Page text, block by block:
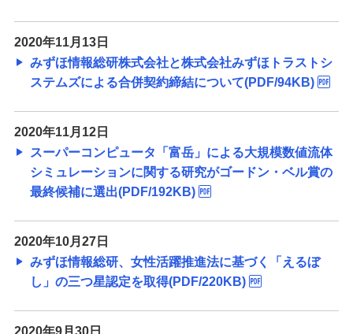
2020年11月13日
みずほ情報総研株式会社と株式会社みずほトラストシ
ステムズによる合併契約締結について(PDF/94KB)
2020年11月12日
スーパーコンピュータ「富岳」による大規模数値流体
シミュレーションに関する研究がゴードン・ベル賞の
最終候補に選出(PDF/192KB)
2020年10月27日
みずほ情報総研、女性活躍推進法に基づく「えるぼ
し」の三つ星認定を取得(PDF/220KB)
2020年9月30日